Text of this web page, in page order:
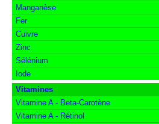
Manganèse
Fer
Cuivre
Zinc
Sélénium
Iode
Vitamines
Vitamine A - Beta-Carotène
Vitamine A - Rétinol